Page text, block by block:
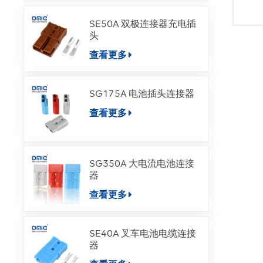
SE50A 双极连接器充电插
头
查看更多
SG175A 电池插头连接器
查看更多
SG350A 大电流电池连接
器
查看更多
SE40A 叉车电池电缆连接
器